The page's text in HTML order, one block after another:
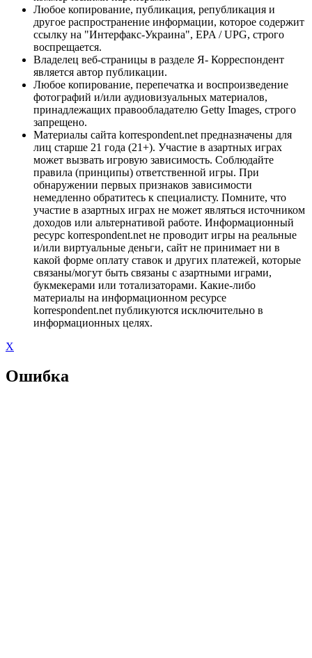
Любое копирование, публикация, републикация и
другое распространение информации, которое содержит
ссылку на "Интерфакс-Украина", EPA / UPG, строго
воспрещается.
Владелец веб-страницы в разделе Я- Корреспондент
является автор публикации.
Любое копирование, перепечатка и воспроизведение
фотографий и/или аудиовизуальных материалов,
принадлежащих правообладателю Getty Images, строго
запрещено.
Материалы сайта korrespondent.net предназначены для
лиц старше 21 года (21+). Участие в азартных играх
может вызвать игровую зависимость. Соблюдайте
правила (принципы) ответственной игры. При
обнаружении первых признаков зависимости
немедленно обратитесь к специалисту. Помните, что
участие в азартных играх не может являться источником
доходов или альтернативой работе. Информационный
ресурс korrespondent.net не проводит игры на реальные
и/или виртуальные деньги, сайт не принимает ни в
какой форме оплату ставок и других платежей, которые
связаны/могут быть связаны с азартными играми,
букмекерами или тотализаторами. Какие-либо
материалы на информационном ресурсе
korrespondent.net публикуются исключительно в
информационных целях.
X
Ошибка